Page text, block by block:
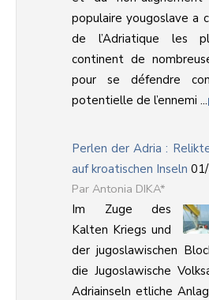
populaire yougoslave a
de l’Adriatique les
continent de
pour se défendre
potentielle de l’ennemi ...
Perlen der Adria :
auf kroatischen Inseln
Antonia DIKA*
Im Zuge des
Kalten Kriegs und
der jugoslawischen
die Jugoslawische
Adriainseln etliche